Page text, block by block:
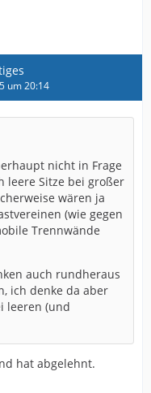
um 20:14
nicht in Frage
leere Sitze bei großer
wären ja
(wie gegen
Trennwände
auch rundheraus
ich denke da aber
leeren (und
hat abgelehnt.